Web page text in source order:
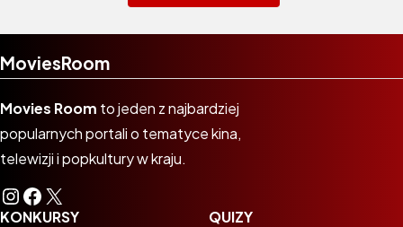
MoviesRoom
Movies Room to jeden z najbardziej
popularnych portali o tematyce kina,
telewizji i popkultury w kraju.
Instagram
Facebook
X
KONKURSY
QUIZY